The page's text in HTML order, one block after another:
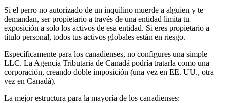
Si el perro no autorizado de un inquilino muerde a alguien y te
demandan, ser propietario a través de una entidad limita tu
exposición a solo los activos de esa entidad. Si eres propietario a
título personal, todos tus activos globales están en riesgo.
Específicamente para los canadienses, no configures una simple
LLC. La Agencia Tributaria de Canadá podría tratarla como una
corporación, creando doble imposición (una vez en EE. UU., otra
vez en Canadá).
La mejor estructura para la mayoría de los canadienses: